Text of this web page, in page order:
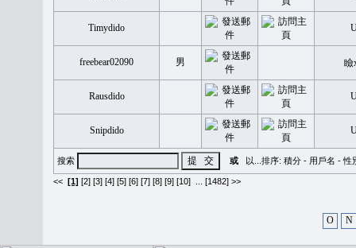
Timydido
freebear02090 男
Rausdido
Snipdido
搜索 或 以...排序: 積分 - 用戶名 -性
<< [1] [2] [3] [4] [5] [6] [7] [8] [9] [10] [1482] >>
O N